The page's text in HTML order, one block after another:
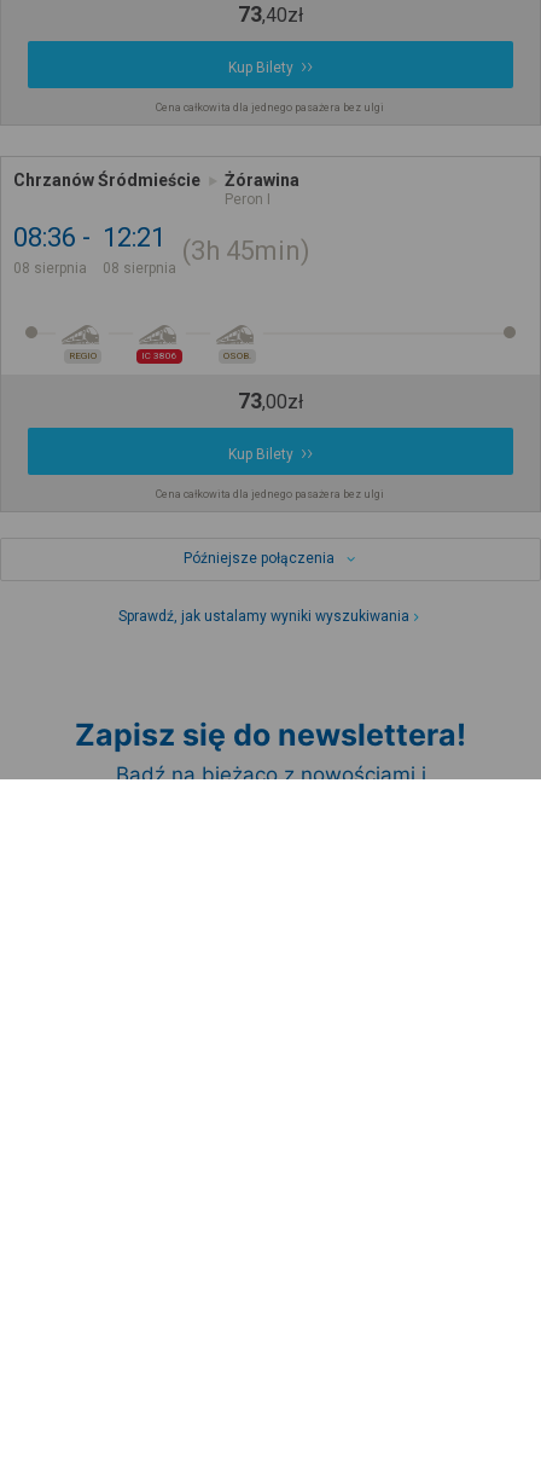
73,40zł
Kup Bilety
Cena całkowita dla jednego pasażera bez ulgi
Chrzanów Śródmieście Żórawina
Peron I
08:36
08 sierpnia
12:21
08 sierpnia
3h 45min
REGIO IC 3806 OSOB.
73,00zł
Kup Bilety
Cena całkowita dla jednego pasażera bez ulgi
Późniejsze połączenia
Sprawdź, jak ustalamy wyniki wyszukiwania
Zapisz się do newslettera!
Bądź na bieżąco z nowościami i